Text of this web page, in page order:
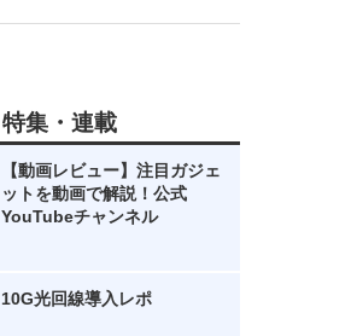
特集・連載
【動画レビュー】注目ガジェ
ットを動画で解説！公式
YouTubeチャンネル
10G光回線導入レポ